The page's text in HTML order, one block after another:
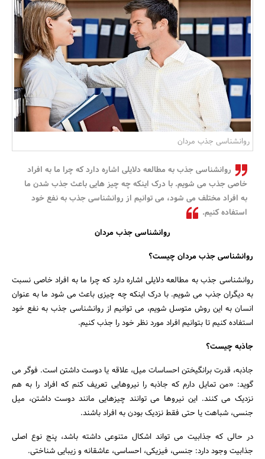
بانک، بیمه و سرمایه
مسکن و ساختمان
روانشناسی جذب مردان
روانشناسی جذب به مطالعه دلایلی اشاره دارد که چرا ما به افراد
خاصی جذب می شویم. با درک اینکه چه چیز هایی باعث جذب شدن ما
به افراد مختلف می شود، می توانیم از روانشناسی جذب به نفع خود
استفاده کنیم.
روانشناسی جذب مردان
روانشناسی جذب مردان چیست؟
روانشناسی جذب به مطالعه دلایلی اشاره دارد که چرا ما به افراد خاصی نسبت
به دیگران جذب می شویم. با درک اینکه چه چیزی باعث می شود ما به عنوان
انسان به این روش متوسل شویم، می توانیم از روانشناسی جذب به نفع خود
استفاده کنیم تا بتوانیم افراد مورد نظر خود را جذب کنیم.
جاذبه چیست؟
جاذبه، قدرت برانگیختن احساسات میل، علاقه یا دوست داشتن است. فوگر می
گوید: «من تمایل دارم که جاذبه را نیروهایی تعریف کنم که افراد را به هم
نزدیک می کنند. این نیروها می توانند چیزهایی مانند دوست داشتن، میل
جنسی، شباهت یا حتی فقط نزدیک بودن به افراد باشند.
در حالی که جذابیت می تواند اشکال متنوعی داشته باشد، پنج نوع اصلی
جذابیت وجود دارد: جنسی، فیزیکی، احساسی، عاشقانه و زیبایی شناختی.